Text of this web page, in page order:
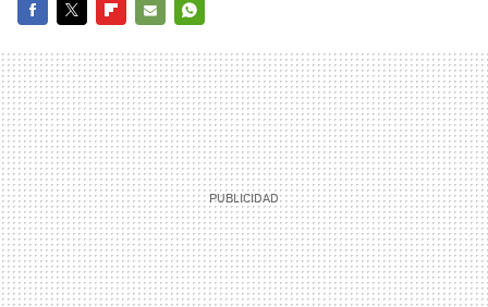
MAIL